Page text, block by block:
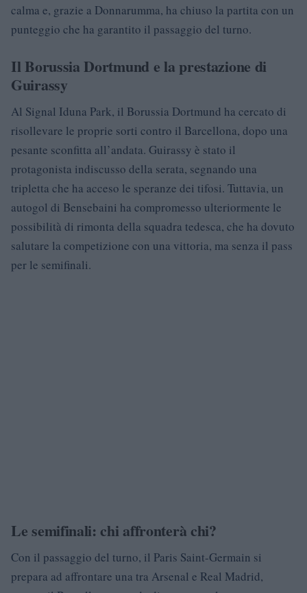
calma e, grazie a Donnarumma, ha chiuso la partita con un
punteggio che ha garantito il passaggio del turno.
Il Borussia Dortmund e la prestazione di
Guirassy
Al Signal Iduna Park, il Borussia Dortmund ha cercato di
risollevare le proprie sorti contro il Barcellona, dopo una
pesante sconfitta all’andata. Guirassy è stato il
protagonista indiscusso della serata, segnando una
tripletta che ha acceso le speranze dei tifosi. Tuttavia, un
autogol di Bensebaini ha compromesso ulteriormente le
possibilità di rimonta della squadra tedesca, che ha dovuto
salutare la competizione con una vittoria, ma senza il pass
per le semifinali.
Le semifinali: chi affronterà chi?
Con il passaggio del turno, il Paris Saint-Germain si
prepara ad affrontare una tra Arsenal e Real Madrid,